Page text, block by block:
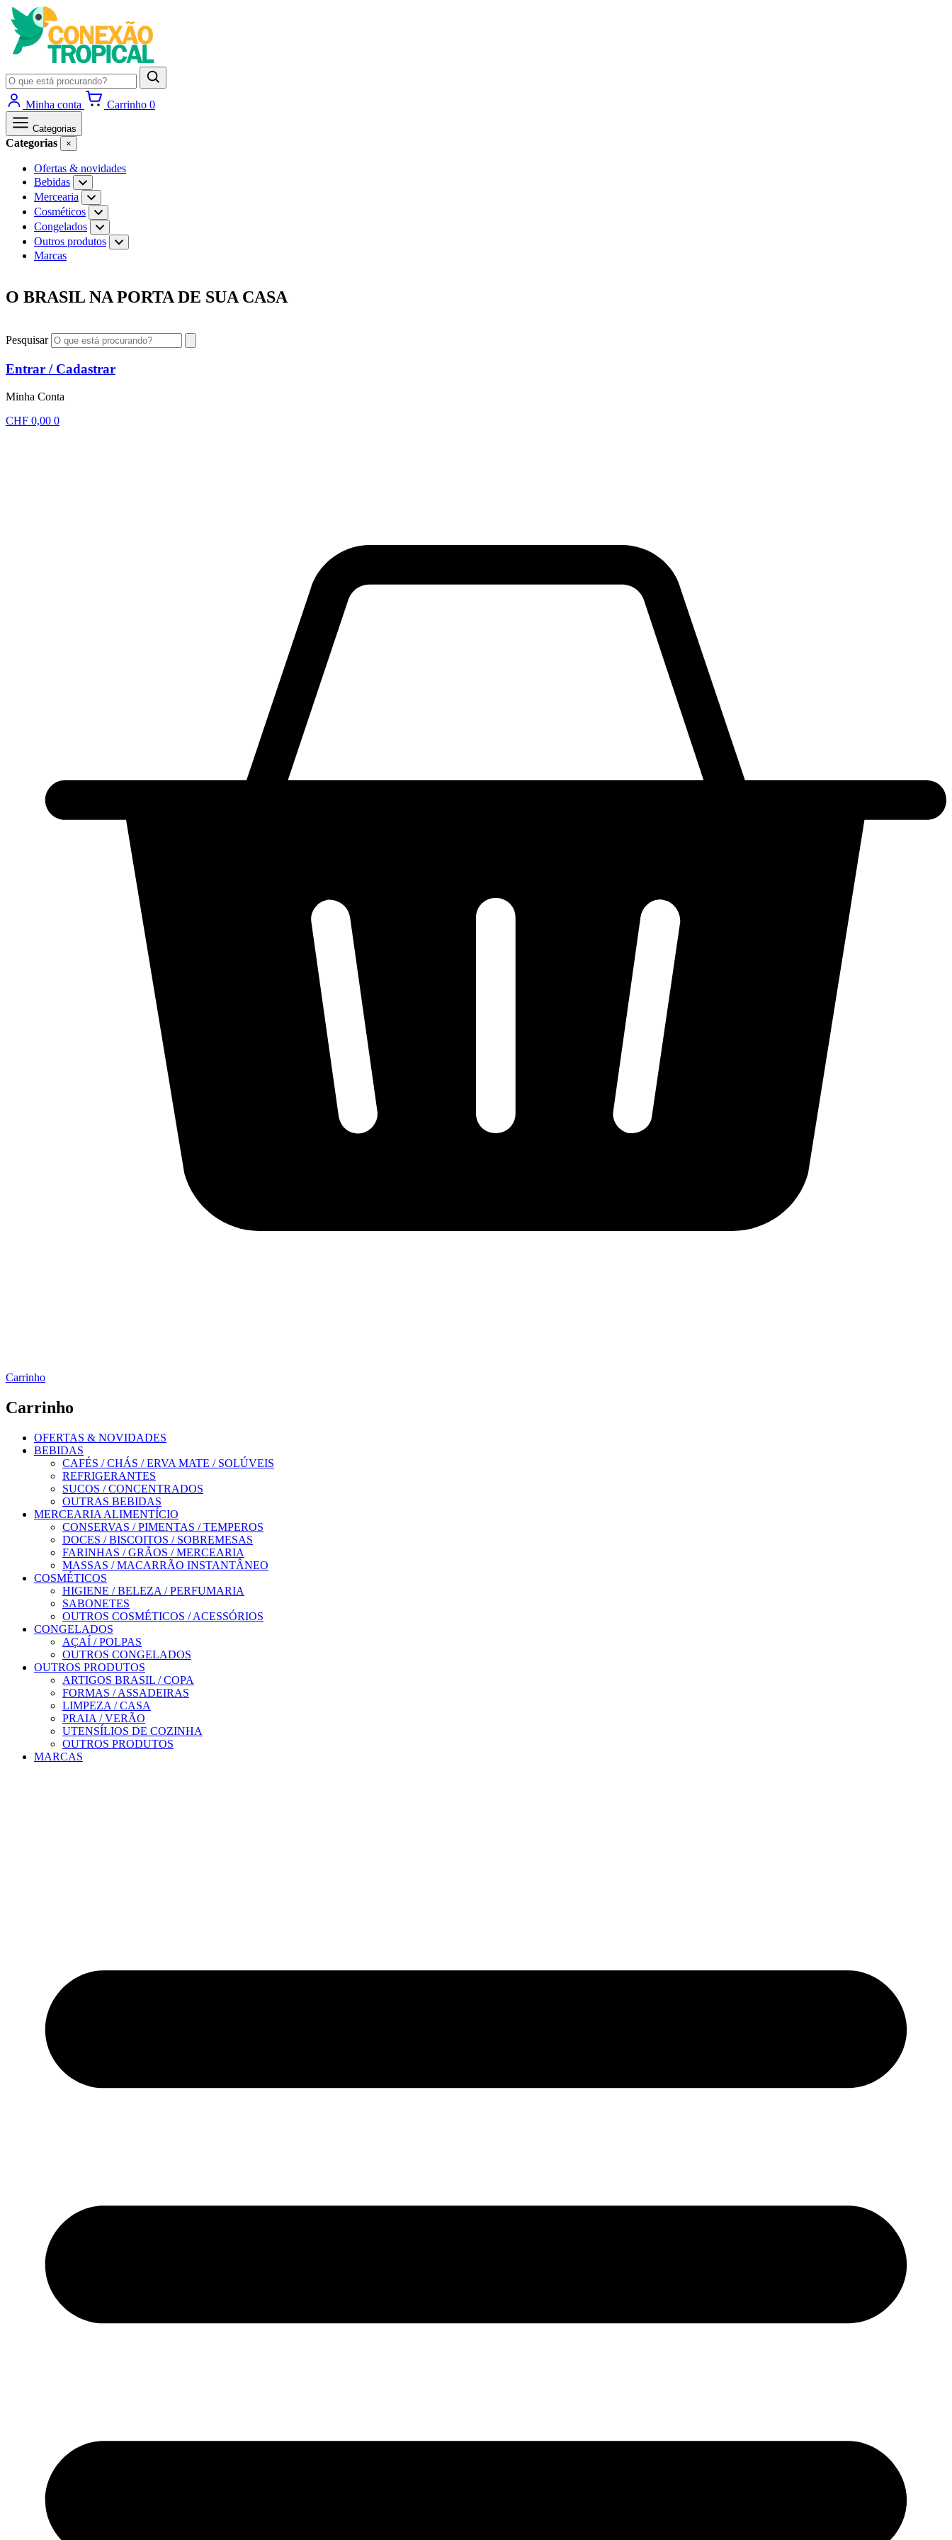
Pesquisar
produtos
Minha conta
Carrinho 0
Categorias
Categorias ×
Ofertas & novidades
Bebidas
Abrir
subcategorias
de
Bebidas
Mercearia
Abrir
subcategorias
de
Mercearia
Cosméticos
Abrir
subcategorias
de
Cosméticos
Congelados
Abrir
subcategorias
de
Outros produtos
Abrir
subcategorias
Marcas
para
o
O BRASIL NA PORTA DE SUA CASA
Pesquisar
Entrar / Cadastrar
Minha Conta
CHF 0,00 0
Carrinho
Carrinho
OFERTAS & NOVIDADES
BEBIDAS
CAFÉS / CHÁS / ERVA MATE / SOLÚVEIS
REFRIGERANTES
SUCOS / CONCENTRADOS
OUTRAS BEBIDAS
MERCEARIA ALIMENTÍCIO
CONSERVAS / PIMENTAS / TEMPEROS
DOCES / BISCOITOS / SOBREMESAS
FARINHAS / GRÃOS / MERCEARIA
MASSAS / MACARRÃO INSTANTÂNEO
COSMÉTICOS
HIGIENE / BELEZA / PERFUMARIA
SABONETES
OUTROS COSMÉTICOS / ACESSÓRIOS
CONGELADOS
AÇAÍ / POLPAS
OUTROS CONGELADOS
OUTROS PRODUTOS
ARTIGOS BRASIL / COPA
FORMAS / ASSADEIRAS
LIMPEZA / CASA
PRAIA / VERÃO
UTENSÍLIOS DE COZINHA
OUTROS PRODUTOS
MARCAS